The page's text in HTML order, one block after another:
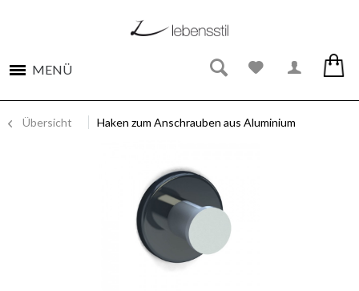
MENÜ
Übersicht Haken zum Anschrauben aus Aluminium